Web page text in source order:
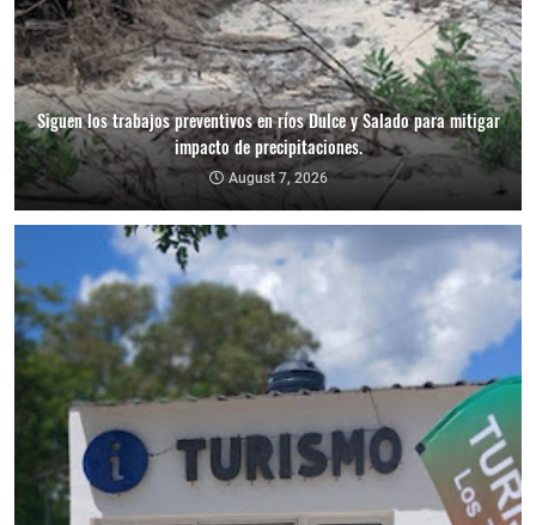
Siguen los trabajos preventivos en ríos Dulce y Salado para mitigar
impacto de precipitaciones.
August 7, 2026